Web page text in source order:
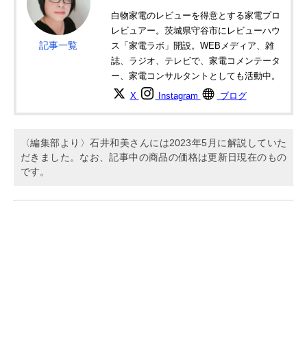
記事一覧
白物家電のレビューを得意とする家電プロ
レビュアー。茨城県守谷市にレビューハウ
ス「家電ラボ」開設。WEBメディア、雑
誌、ラジオ、テレビで、家電コメンテータ
ー、家電コンサルタントとしても活動中。
X Instagram ブログ
〈編集部より〉石井和美さんには2023年5月に解説していた
だきました。なお、記事中の商品の価格は更新日現在のもの
です。